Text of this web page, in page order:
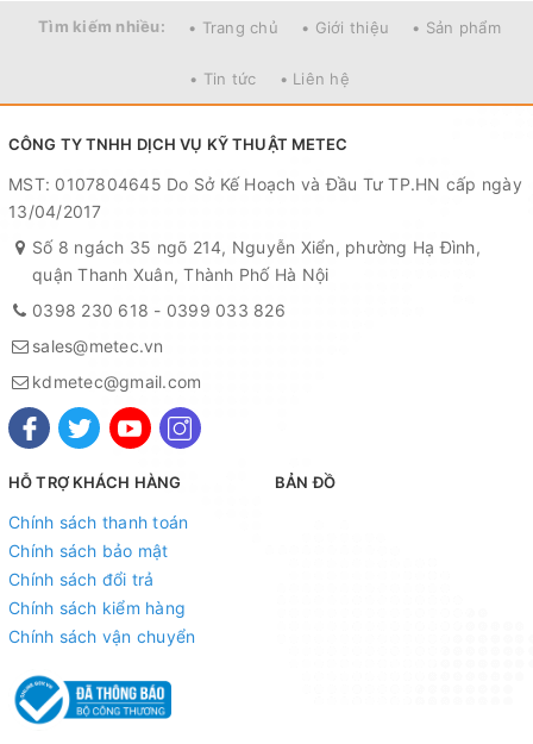
Tiêu chuẩn công nghệ Nhật bản , có đủ chứng nhận CCC /
Tìm kiếm nhiều: • Trang chủ • Giới thiệu • Sản phẩm
• Tin tức • Liên hệ
CÔNG TY TNHH DỊCH VỤ KỸ THUẬT METEC
MST: 0107804645 Do Sở Kế Hoạch và Đầu Tư TP.HN cấp ngày
13/04/2017
Số 8 ngách 35 ngõ 214, Nguyễn Xiển, phường Hạ Đình,
quận Thanh Xuân, Thành Phố Hà Nội
0398 230 618 - 0399 033 826
sales@metec.vn
kdmetec@gmail.com
HỖ TRỢ KHÁCH HÀNG
Chính sách thanh toán
Chính sách bảo mật
Chính sách đổi trả
Chính sách kiểm hàng
Chính sách vận chuyển
BẢN ĐỒ